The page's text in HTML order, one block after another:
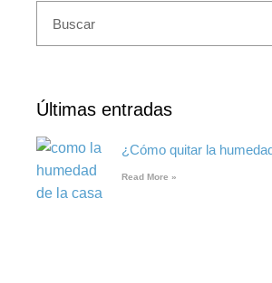
Últimas entradas
¿Cómo quitar la
Read More »